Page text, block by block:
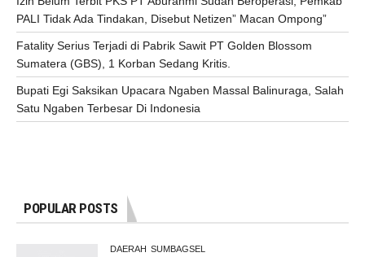
PALI Tidak Ada Tindakan, Disebut Netizen” Macan Ompong”
Fatality Serius Terjadi di Pabrik Sawit PT Golden Blossom
Sumatera (GBS), 1 Korban Sedang Kritis.
Bupati Egi Saksikan Upacara Ngaben Massal Balinuraga, Salah
Satu Ngaben Terbesar Di Indonesia
POPULAR POSTS
DAERAH SUMBAGSEL